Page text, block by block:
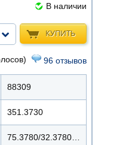
В наличии
КУПИТЬ
96 отзывов
88309
351.3730